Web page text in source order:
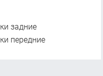
задние
передние